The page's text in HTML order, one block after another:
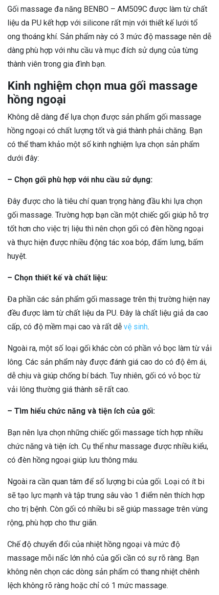
Gối massage đa năng BENBO – AM509C được làm từ chất
liệu da PU kết hợp với silicone rất mịn với thiết kế lưới tổ
ong thoáng khí. Sản phẩm này có 3 mức độ massage nên dễ
dàng phù hợp với nhu cầu và mục đích sử dụng của từng
thành viên trong gia đình bạn.
Kinh nghiệm chọn mua gối massage
hồng ngoại
Không dễ dàng để lựa chọn được sản phẩm gối massage
hồng ngoại có chất lượng tốt và giá thành phải chăng. Bạn
có thể tham khảo một số kinh nghiệm lựa chọn sản phẩm
dưới đây:
– Chọn gối phù hợp với nhu cầu sử dụng:
Đây được cho là tiêu chí quan trọng hàng đầu khi lựa chọn
gối massage. Trường hợp bạn cần một chiếc gối giúp hỗ trợ
tốt hơn cho việc trị liệu thì nên chọn gối có đèn hồng ngoại
và thực hiện được nhiều động tác xoa bóp, đấm lưng, bấm
huyệt.
– Chọn thiết kế và chất liệu:
Đa phần các sản phẩm gối massage trên thị trường hiện nay
đều được làm từ chất liệu da PU. Đây là chất liệu giả da cao
cấp, có độ mềm mại cao và rất dễ vệ sinh.
Ngoài ra, một số loại gối khác còn có phần vỏ bọc làm từ vải
lông. Các sản phẩm này được đánh giá cao do có độ êm ái,
dễ chịu và giúp chống bí bách. Tuy nhiên, gối có vỏ bọc từ
vải lông thường giá thành sẽ rất cao.
– Tìm hiểu chức năng và tiện ích của gối:
Bạn nên lựa chọn những chiếc gối massage tích hợp nhiều
chức năng và tiện ích. Cụ thể như massage được nhiều kiểu,
có đèn hồng ngoại giúp lưu thông máu.
Ngoài ra cần quan tâm để số lượng bi của gối. Loại có ít bi
sẽ tạo lực mạnh và tập trung sâu vào 1 điểm nên thích hợp
cho trị bệnh. Còn gối có nhiều bi sẽ giúp massage trên vùng
rộng, phù hợp cho thư giãn.
Chế độ chuyển đổi của nhiệt hồng ngoại và mức độ
massage mỗi nấc lớn nhỏ của gối cần có sự rõ ràng. Bạn
không nên chọn các dòng sản phẩm có thang nhiệt chênh
lệch không rõ ràng hoặc chỉ có 1 mức massage.